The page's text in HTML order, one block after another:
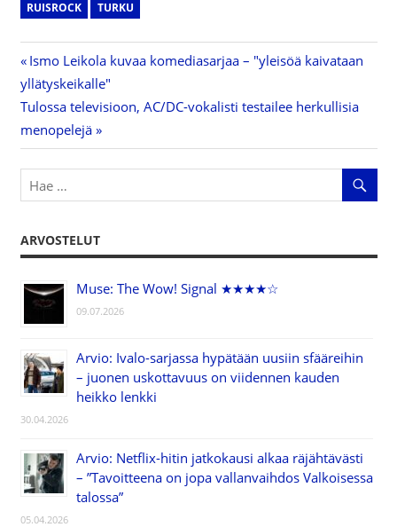
RUISROCK TURKU
Artikkelien
selaus
Previous
Post:
Ismo Leikola kuvaa komediasarjaa – "yleisöä kaivataan
yllätyskeikalle"
Next
Post:
Tulossa televisioon, AC/DC-vokalisti testailee herkullisia
menopelejä
ARVOSTELUT
Muse: The Wow! Signal ★★★★☆
09.07.2026
Arvio: Ivalo-sarjassa hypätään uusiin sfääreihin
– juonen uskottavuus on viidennen kauden
heikko lenkki
30.04.2026
Arvio: Netflix-hitin jatkokausi alkaa räjähtävästi
– ”Tavoitteena on jopa vallanvaihdos Valkoisessa
talossa”
05.04.2026